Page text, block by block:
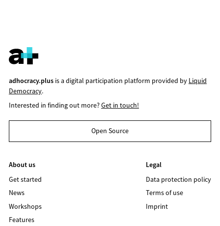
adhocracy.plusis a digital participation platform provided by Liquid
Democracy.
Interested in finding out more?Get in touch!
Open Source
About us
Get started
News
Workshops
Features
Legal
Data protection policy
Terms of use
Imprint